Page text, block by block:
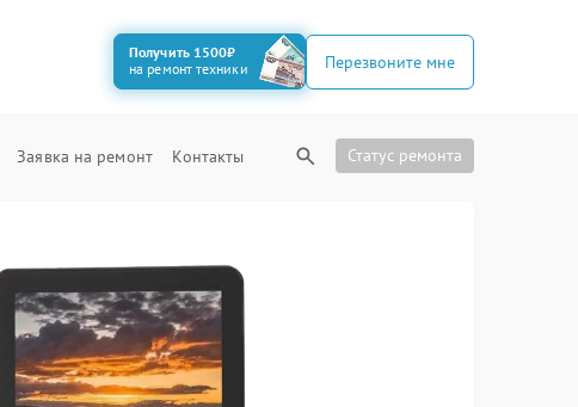
Получить 1500₽
на ремонт техники
Перезвоните мне
Заявка на ремонт Контакты Статус ремонта